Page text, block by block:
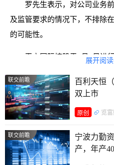
罗先生表示，对公司业务
及监管要求的情况下，不排除
的可能性。
天立国际控股于1月5日进
公司表示，此次股份回购是在
明公司对其自身业务展望及前
创造价值。
公司董事会认为，在目前
的，并符合公司和股东的整体
展开阅
联交前瞻
百利天恒
双上市
原创 览
联交前瞻
宁波力勤
产，年产